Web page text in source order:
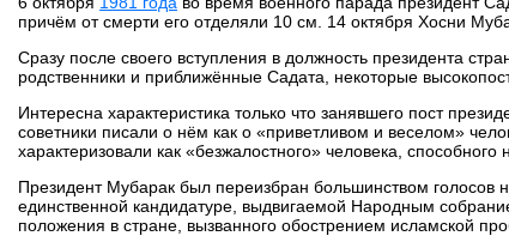
причём от смерти его отделяли 10 см. 14 октября Хосни
Сразу после своего вступления в должность президента
родственники и приближённые Садата, некоторые
Интересна характеристика только что занявшего пост
советники писали о нём как о «приветливом и веселом»
характеризовали как «безжалостного» человека,
Президент Мубарак был переизбран большинством голосов
единственной кандидатуре, выдвигаемой Народным
положения в стране, вызванного обострением исламской